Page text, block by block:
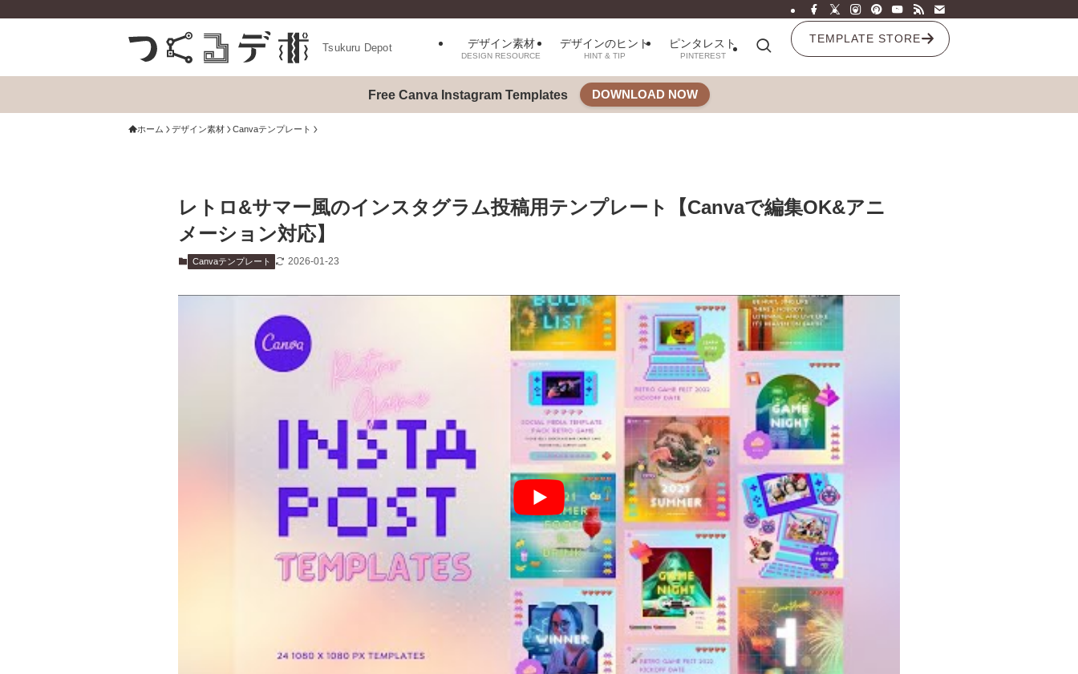
Tsukuru Depot デザイン素材
DESIGN RESOURCE
デザインのヒント
HINT & TIP
ピンタレスト
PINTEREST
TEMPLATE STORE
Free Canva Instagram Templates DOWNLOAD NOW
ホーム デザイン素材 Canvaテンプレート
レトロ&サマー風のインスタグラム投稿用テンプレート【Canvaで編集OK&アニ
メーション対応】
Canvaテンプレート 2026-01-23